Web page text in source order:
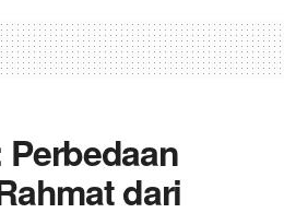
dari